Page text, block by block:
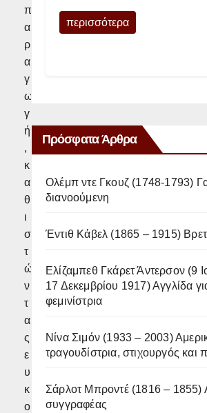
π
α
ρ
α
γ
ω
γ
ή
,
κ
α
θ
ι
σ
τ
ώ
ν
τ
α
ς
ε
υ
κ
ο
περισσότερα
Πρόσφατα Άρθρα
Ολέμπ ντε Γκουζ (1748-1793)
διανοούμενη
Έντιθ Κάβελ (1865 – 1915)
Ελίζαμπεθ Γκάρετ Άντερσον (9
17 Δεκεμβρίου 1917) Αγγλίδα
φεμινίστρια
Νίνα Σιμόν (1933 – 2003)
τραγουδίστρια, στιχουργός και
Σάρλοτ Μπροντέ (1816 – 1855)
συγγραφέας